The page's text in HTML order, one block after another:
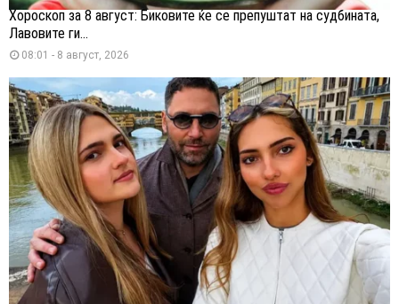
Хороскоп за 8 август: Биковите ќе се препуштат на судбината,
Лавовите ги...
08:01 - 8 август, 2026